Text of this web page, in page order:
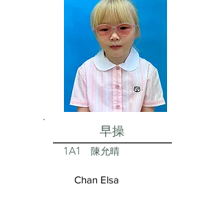
早操
1A1 陳允晴
Chan Elsa